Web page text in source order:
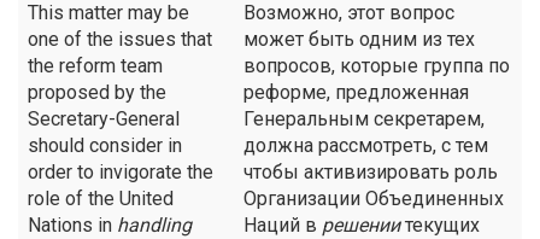
This matter may be
one of the issues that
the reform team
proposed by the
Secretary-General
should consider in
order to invigorate the
role of the United
Nations in handling
Возможно, этот вопрос
может быть одним из тех
вопросов, которые группа по
реформе, предложенная
Генеральным секретарем,
должна рассмотреть, с тем
чтобы активизировать роль
Организации Объединенных
Наций в решениитекущих